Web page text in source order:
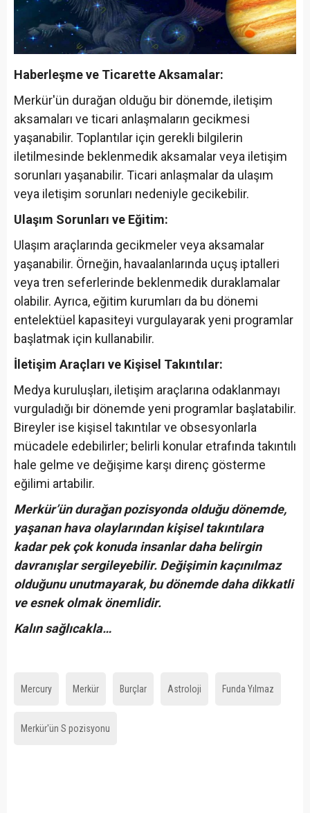
Haberleşme ve Ticarette Aksamalar:
Merkür'ün durağan olduğu bir dönemde, iletişim
aksamaları ve ticari anlaşmaların gecikmesi
yaşanabilir. Toplantılar için gerekli bilgilerin
iletilmesinde beklenmedik aksamalar veya iletişim
sorunları yaşanabilir. Ticari anlaşmalar da ulaşım
veya iletişim sorunları nedeniyle gecikebilir.
Ulaşım Sorunları ve Eğitim:
Ulaşım araçlarında gecikmeler veya aksamalar
yaşanabilir. Örneğin, havaalanlarında uçuş iptalleri
veya tren seferlerinde beklenmedik duraklamalar
olabilir. Ayrıca, eğitim kurumları da bu dönemi
entelektüel kapasiteyi vurgulayarak yeni programlar
başlatmak için kullanabilir.
İletişim Araçları ve Kişisel Takıntılar:
Medya kuruluşları, iletişim araçlarına odaklanmayı
vurguladığı bir dönemde yeni programlar başlatabilir.
Bireyler ise kişisel takıntılar ve obsesyonlarla
mücadele edebilirler; belirli konular etrafında takıntılı
hale gelme ve değişime karşı direnç gösterme
eğilimi artabilir.
Merkür’ün durağan pozisyonda olduğu dönemde,
yaşanan hava olaylarından kişisel takıntılara
kadar pek çok konuda insanlar daha belirgin
davranışlar sergileyebilir. Değişimin kaçınılmaz
olduğunu unutmayarak, bu dönemde daha dikkatli
ve esnek olmak önemlidir.
Kalın sağlıcakla…
Mercury Merkür Burçlar Astroloji Funda Yılmaz
Merkür'ün S pozisyonu